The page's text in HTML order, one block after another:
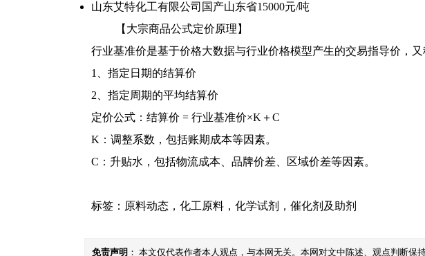
山东艾特化工有限公司 国产山东省15000元/吨
【大宗商品公式定价原理】
行业基准价是基于价格大数据与行业价格模型产生的交易指导价，
1、指定日期的结算价
2、指定周期的平均结算价
定价公式：结算价 = 行业基准价×K＋C
K：调整系数，包括账期成本等因素。
C：升贴水，包括物流成本、品牌价差、区域价差等因素。
标签： 原料动态 ， 化工原料 ， 化学试剂 ， 催化剂及助剂
免责声明 ： 本文仅代表作者本人观点，与本网无关。本网对文中陈述、观点判断